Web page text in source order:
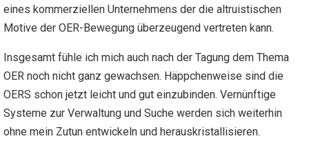
eines kommerziellen Unternehmens der die altruistischen
Motive der OER-Bewegung überzeugend vertreten kann.
Insgesamt fühle ich mich auch nach der Tagung dem Thema
OER noch nicht ganz gewachsen. Häppchenweise sind die
OERS schon jetzt leicht und gut einzubinden. Vernünftige
Systeme zur Verwaltung und Suche werden sich weiterhin
ohne mein Zutun entwickeln und herauskristallisieren.